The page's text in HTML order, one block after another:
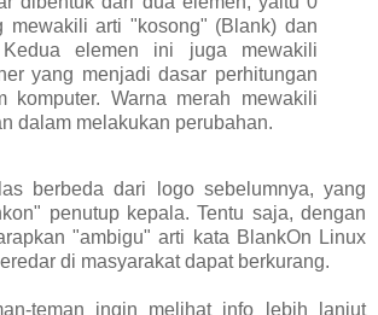
mewakili arti "kosong" (Blank) dan
elemen ini juga mewakili
yang menjadi dasar perhitungan
komputer. Warna merah mewakili
dalam melakukan perubahan.
berbeda dari logo sebelumnya, yang
penutup kepala. Tentu saja, dengan
"ambigu" arti kata BlankOn Linux
di masyarakat dapat berkurang.
teman ingin melihat info lebih lanjut